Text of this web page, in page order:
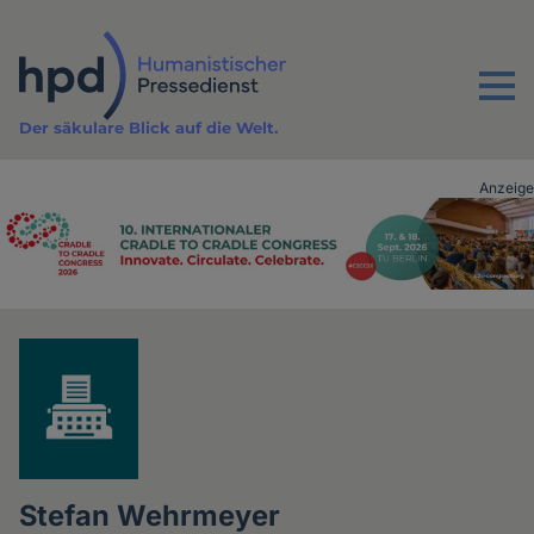
Inhalt
Menu
Der säkulare Blick auf die Welt.
Advertising
Anzeige
Stefan Wehrmeyer